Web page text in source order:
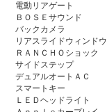
電動リアゲート
ＢＯＳＥサウンド
バックカメラ
リアスライドウィンドウ
ＲＡＮＣＨＯショック
サイドステップ
デュアルオートＡＣ
スマートキー
ＬＥＤヘッドライト